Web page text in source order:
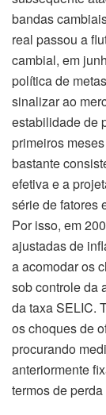
bandas
real passou a
cambial, em
política de
sinalizar ao
estabilidade de
primeiros
bastante
efetiva e a
série de fatores
Por isso, em
ajustadas de
a acomodar os
sob controle da
da taxa SELIC.
os choques de
procurando
anteriormente
termos de